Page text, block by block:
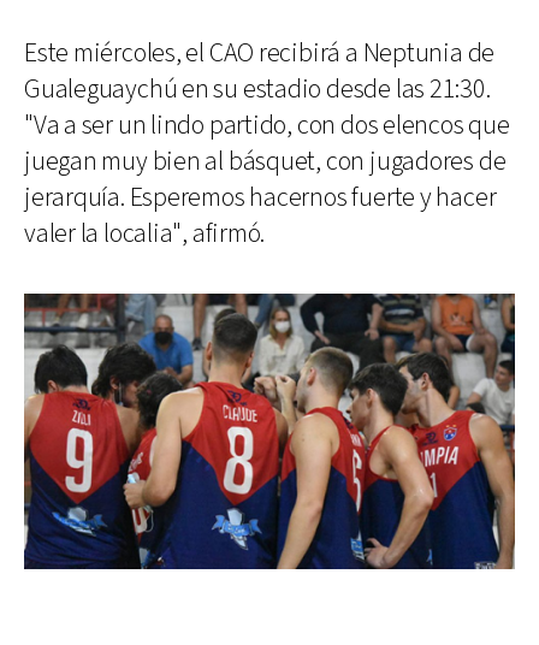
Este miércoles, el CAO recibirá a Neptunia de
Gualeguaychú en su estadio desde las 21:30.
"Va a ser un lindo partido, con dos elencos que
juegan muy bien al básquet, con jugadores de
jerarquía. Esperemos hacernos fuerte y hacer
valer la localia", afirmó.